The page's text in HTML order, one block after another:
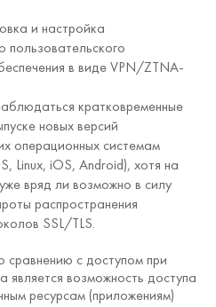
и настройка
пользовательского
в виде VPN/ZTNA-
кратковременные
новых версий
операционных системам
Linux, iOS, Android), хотя на
вряд ли возможно в силу
распространения
SSL/TLS.
с доступом при
возможность доступа
ресурсам (приложениям)